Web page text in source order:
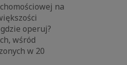
na
operuj?
wśród
w 20